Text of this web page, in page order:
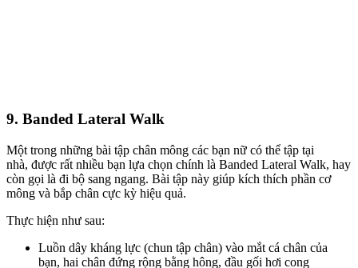
9. Banded Lateral Walk
Một trong những bài tập chân mông các bạn nữ có thể tập tại
nhà, được rất nhiều bạn lựa chọn chính là Banded Lateral Walk, hay
còn gọi là đi bộ sang ngang. Bài tập này giúp kích thích phần cơ
mông và bắp chân cực kỳ hiệu quả.
Thực hiện như sau:
Luồn dây kháng lực (chun tập chân) vào mắt cá chân của
bạn, hai chân đứng rộng bằng hông, đầu gối hơi cong